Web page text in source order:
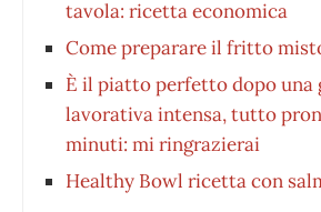
tavola: ricetta economica
Come preparare il fritto
È il piatto perfetto dopo una
lavorativa intensa, tutto
minuti: mi ringrazierai
Healthy Bowl ricetta con